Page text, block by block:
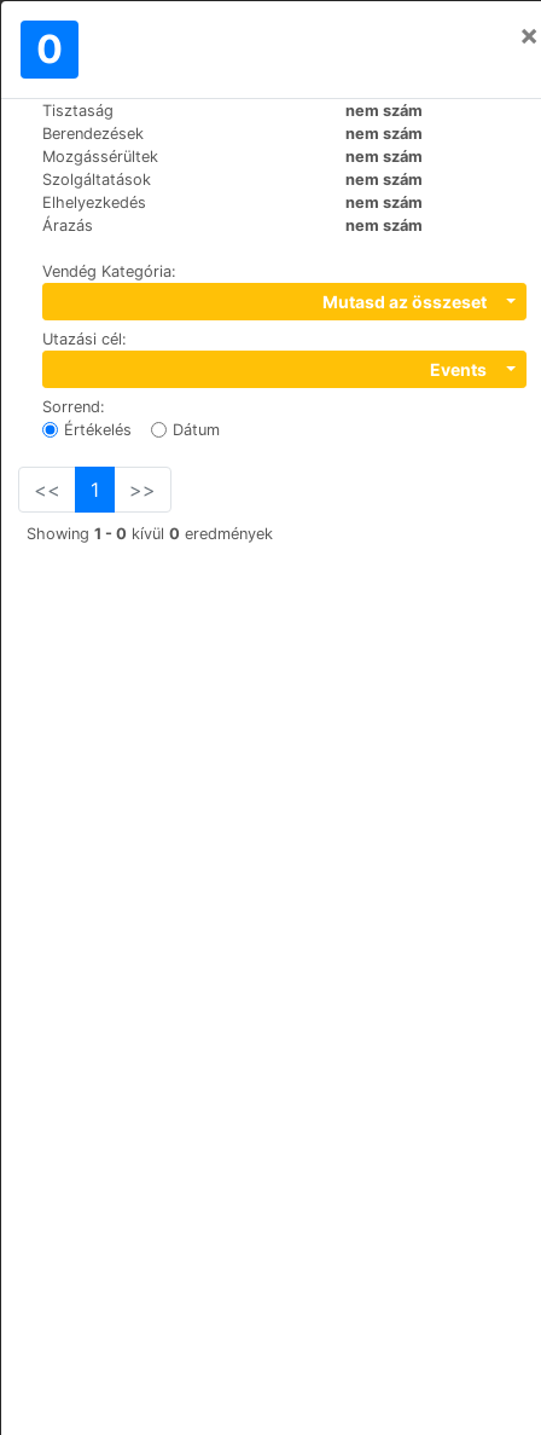
0 ×
Tisztaság
nem szám
Berendezések
nem szám
Mozgássérültek
nem szám
Szolgáltatások
nem szám
Elhelyezkedés
nem szám
Árazás
nem szám
Vendég Kategória:
Mutasd az összeset
Utazási cél:
Events
Sorrend:
Értékelés
Dátum
<< 1 >>
Showing 1 - 0 kívül 0 eredmények
Világ>Spain Cadiz-El-puerto-de-Santa-Maria
Los Cantaros
+34 956540240
Curva, 6, 11500